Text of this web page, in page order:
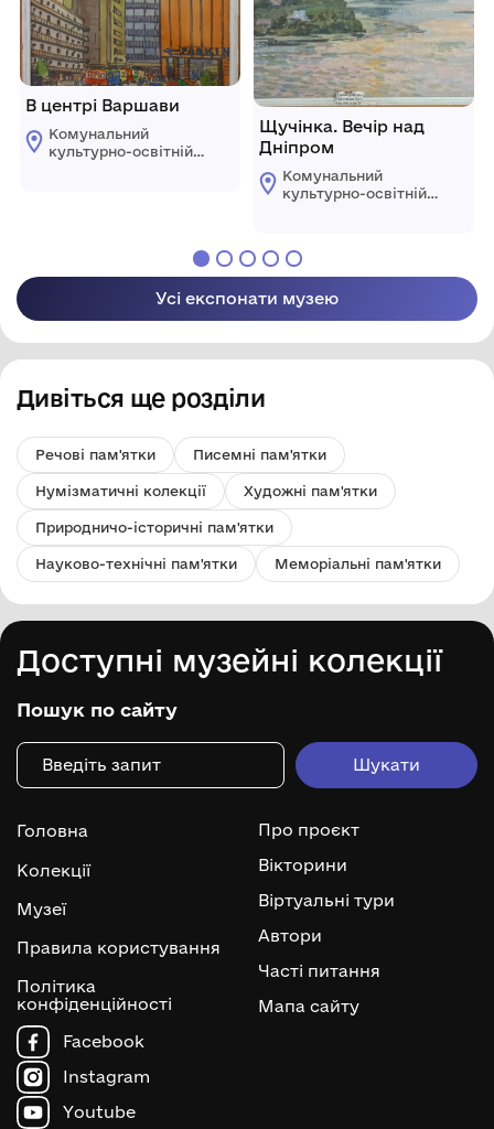
В центрі Варшави
Комунальний
культурно-освітній
Покровського
району Донецької
Щучінка. Вечір над
Дніпром
Комунальний
культурно-освітній
Мар'їнської міської
військово-цивільної
адміністрації
Усі експонати музею
Дивіться ще розділи
Речові пам'ятки Писемні пам'ятки
Нумізматичні колекції Художні пам'ятки
Природничо-історичні пам'ятки
Науково-технічні пам'ятки Меморіальні пам'ятки
Доступні музейні колекції
Пошук по сайту
Головна
Колекції
Музеї
Правила користування
Політика
конфіденційності
Про проєкт
Вікторини
Віртуальні тури
Автори
Часті питання
Мапа сайту
Facebook
Instagram
Youtube